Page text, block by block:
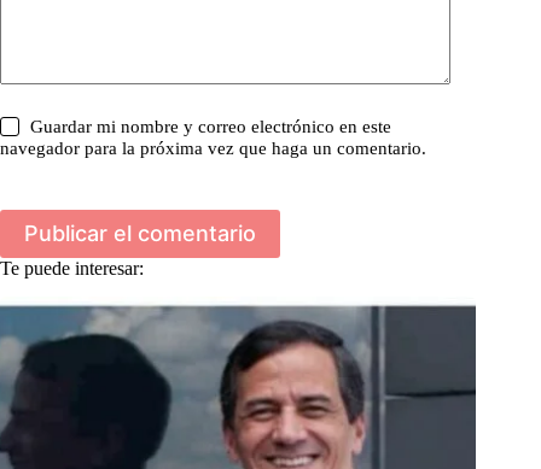
Guardar mi nombre y correo electrónico en este
navegador para la próxima vez que haga un comentario.
Publicar el comentario
Te puede interesar: